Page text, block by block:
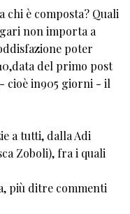
chi è composta? Quali
non importa a
poter
del primo post
cioè in905 giorni - il
a tutti, dalla Adi
Zoboli), fra i quali
più ditre commenti